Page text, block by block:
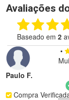
Avaliações
Baseado em 2
Paulo F.
Compra
•